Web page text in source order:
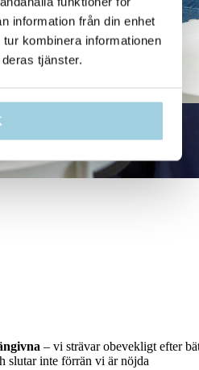
information från din enhet
kombinera informationen
tjänster.
– vi strävar obevekligt efter
slutar inte förrän vi är nöjda